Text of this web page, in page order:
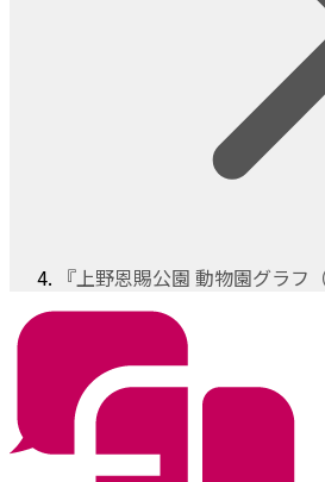
『上野恩賜公園 動物園グラフ